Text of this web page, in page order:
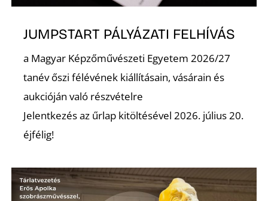
JUMPSTART PÁLYÁZATI FELHÍVÁS
a Magyar Képzőművészeti Egyetem 2026/27
tanév őszi félévének kiállításain, vásárain és
aukcióján való részvételre
Jelentkezés az űrlap kitöltésével 2026. július 20.
éjfélig!